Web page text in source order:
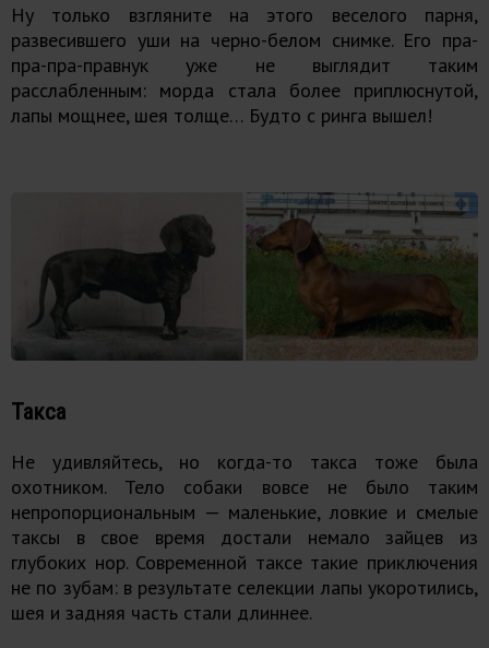
Ну только взгляните на этого веселого парня,
развесившего уши на черно-белом снимке. Его пра-
пра-пра-правнук уже не выглядит таким
расслабленным: морда стала более приплюснутой,
лапы мощнее, шея толще… Будто с ринга вышел!
Такса
Не удивляйтесь, но когда-то такса тоже была
охотником. Тело собаки вовсе не было таким
непропорциональным — маленькие, ловкие и смелые
таксы в свое время достали немало зайцев из
глубоких нор. Современной таксе такие приключения
не по зубам: в результате селекции лапы укоротились,
шея и задняя часть стали длиннее.